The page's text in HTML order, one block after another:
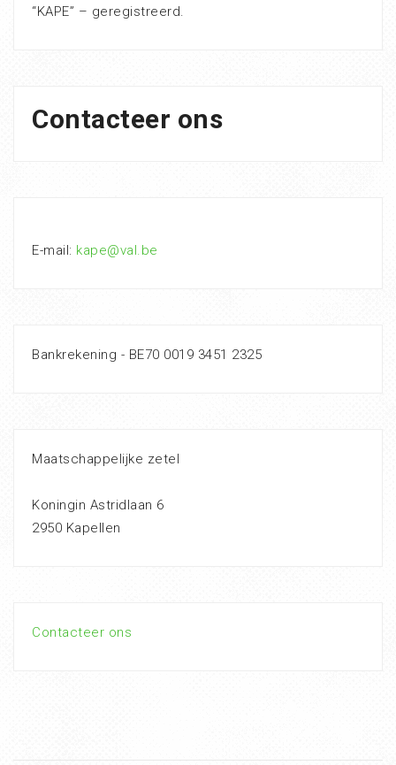
“KAPE” – geregistreerd.
Contacteer ons
E-mail: kape@val.be
Bankrekening - BE70 0019 3451 2325
Maatschappelijke zetel
Koningin Astridlaan 6
2950 Kapellen
Contacteer ons